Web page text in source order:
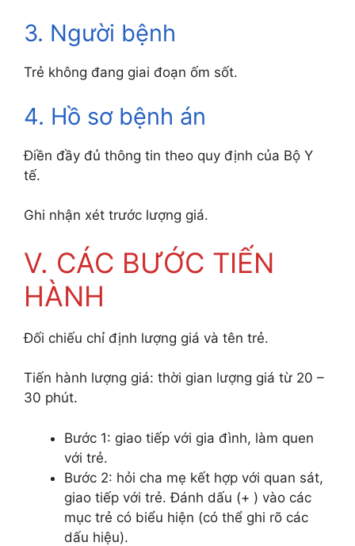
3. Người bệnh
Trẻ không đang giai đoạn ốm sốt.
4. Hồ sơ bệnh án
Điền đầy đủ thông tin theo quy định của Bộ Y
tế.
Ghi nhận xét trước lượng giá.
V. CÁC BƯỚC TIẾN
HÀNH
Đối chiếu chỉ định lượng giá và tên trẻ.
Tiến hành lượng giá: thời gian lượng giá từ 20 –
30 phút.
Bước 1: giao tiếp với gia đình, làm quen
với trẻ.
Bước 2: hỏi cha mẹ kết hợp với quan sát,
giao tiếp với trẻ. Đánh dấu (+ ) vào các
mục trẻ có biểu hiện (có thể ghi rõ các
dấu hiệu).